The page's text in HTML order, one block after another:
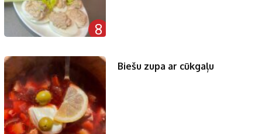
8
Biešu zupa ar cūkgaļu